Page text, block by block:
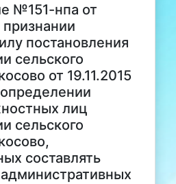
№151-нпа от
признании
постановления
сельского
от 19.11.2015
лиц
сельского
составлять